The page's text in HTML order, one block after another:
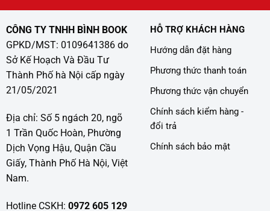
CÔNG TY TNHH BÌNH BOOK
GPKD/MST: 0109641386 do
Sở Kế Hoạch Và Đầu Tư
Thành Phố hà Nội cấp ngày
21/05/2021
Địa chỉ: Số 5 ngách 20, ngõ
1 Trần Quốc Hoàn, Phường
Dịch Vọng Hậu, Quận Cầu
Giấy, Thành Phố Hà Nội, Việt
Nam.
Hotline CSKH: 0972 605 129
HỖ TRỢ KHÁCH HÀNG
Hướng dẫn đặt hàng
Phương thức thanh toán
Phương thức vận chuyển
Chính sách kiểm hàng -
đổi trả
Chính sách bảo mật